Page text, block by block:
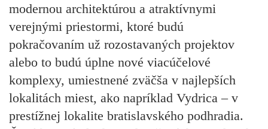
modernou architektúrou a atraktívnymi
verejnými priestormi, ktoré budú
pokračovaním už rozostavaných projektov
alebo to budú úplne nové viacúčelové
komplexy, umiestnené zväčša v najlepších
lokalitách miest, ako napríklad Vydrica – v
prestížnej lokalite bratislavského podhradia.